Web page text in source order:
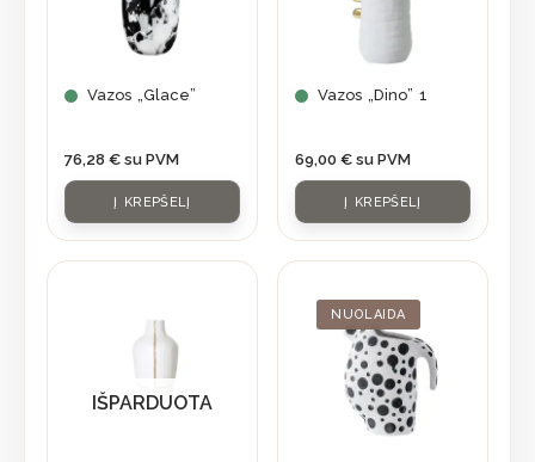
Vazos „Glace”
76,28 € su PVM
Į KREPŠELĮ
Vazos „Dino” 1
69,00 € su PVM
Į KREPŠELĮ
IŠPARDUOTA
NUOLAIDA
was:
56,90 €.
is:
39,83 €.